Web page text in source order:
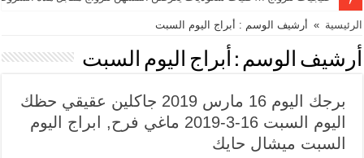
الرئيسية » أرشيف الوسم : أبراج اليوم السبت
أرشيف الوسم : أبراج اليوم السبت
برجك اليوم 16 مارس 2019 جاكلين عقيقي حظك
اليوم السبت 16-3-2019 ماغي فرح, ابراج اليوم
السبت ميشال حايك